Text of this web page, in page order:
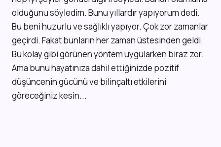
olduğunu söyledim. Bunu yıllardır yapıyorum dedi.
Bu beni huzurlu ve sağlıklı yapıyor. Çok zor zamanlar
geçirdi. Fakat bunların her zaman üstesinden geldi.
Bu kolay gibi görünen yöntem uygularken biraz zor.
Ama bunu hayatınıza dahil ettiğinizde pozitif
düşüncenin gücünü ve bilinçaltı etkilerini
göreceğiniz kesin...